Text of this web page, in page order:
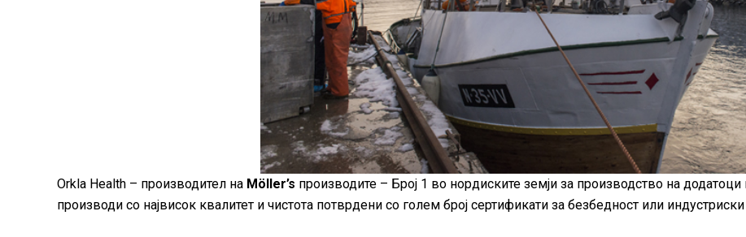
Orkla Health – производител на Möller’s производите – Број 1 во нордиските земји за производство на
производи со највисок квалитет и чистота потврдени со голем број сертификати за безбедност или